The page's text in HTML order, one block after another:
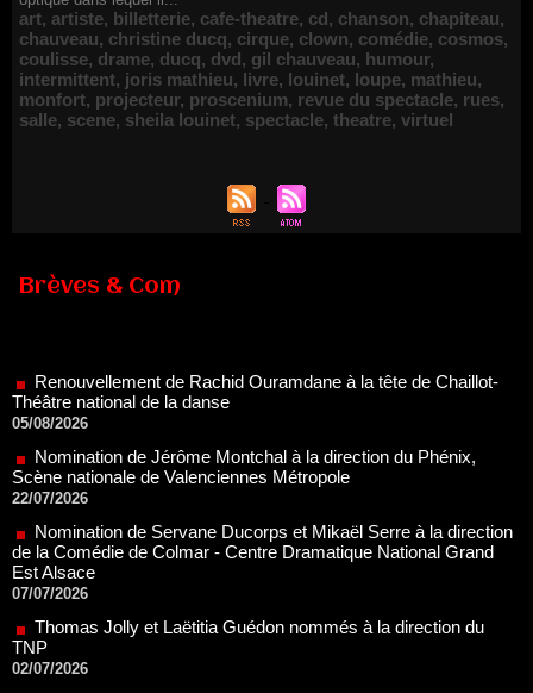
art, artiste, billetterie, cafe-theatre, cd, chanson, chapiteau,
chauveau, christine ducq, cirque, clown, comédie, cosmos,
coulisse, drame, ducq, dvd, gil chauveau, humour,
intermittent, joris mathieu, livre, louinet, loupe, mathieu,
monfort, projecteur, proscenium, revue du spectacle, rues,
salle, scene, sheila louinet, spectacle, theatre, virtuel
Brèves & Com
05/08/2026
Nomination de Jérôme Montchal à la direction du Phénix,
Scène nationale de Valenciennes Métropole
22/07/2026
Nomination de Servane Ducorps et Mikaël Serre à la direction
de la Comédie de Colmar - Centre Dramatique National Grand
07/07/2026
Thomas Jolly et Laëtitia Guédon nommés à la direction du
TNP
02/07/2026
Fonds SACD Théâtre : les lauréats 2026
23/06/2026